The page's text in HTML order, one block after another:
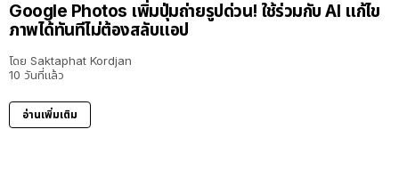
Google Photos เพิ่มปุ่มถ่ายรูปด่วน! ใช้ร่วมกับ AI แก้ไข
ภาพได้ทันทีไม่ต้องสลับแอป
โดย Saktaphat Kordjan
10 วันที่แล้ว
อ่านเพิ่มเติม